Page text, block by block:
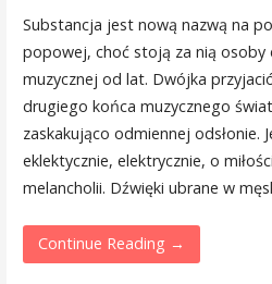
Substancja jest nową nazwą na
popowej, choć stoją za nią osoby
muzycznej od lat. Dwójka
drugiego końca muzycznego
zaskakująco odmiennej
eklektycznie, elektrycznie, o
melancholii. Dźwięki ubrane w
Continue Reading →